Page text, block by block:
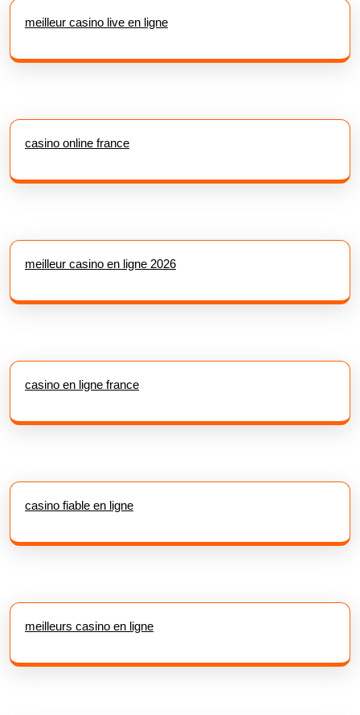
meilleur casino live en ligne
casino online france
meilleur casino en ligne 2026
casino en ligne france
casino fiable en ligne
meilleurs casino en ligne